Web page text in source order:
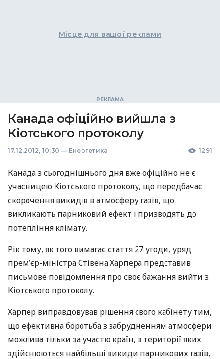
Місце для вашої реклами
Канада офіційно вийшла з
Кіотського протоколу
17.12.2012, 10:30 — Енергетика 1291
Канада з сьогоднішнього дня вже офіційно не є
учасницею Кіотського протоколу, що передбачає
скорочення викидів в атмосферу газів, що
викликають парниковий ефект і призводять до
потепління клімату.
Рік тому, як того вимагає стаття 27 угоди, уряд
прем’єр-міністра Стівена Харпера представив
письмове повідомлення про своє бажання вийти з
Кіотського протоколу.
Харпер виправдовував рішення свого кабінету тим,
що ефективна боротьба з забрудненням атмосфери
можлива тільки за участю країн, з території яких
здійснюються найбільші викиди парникових газів,